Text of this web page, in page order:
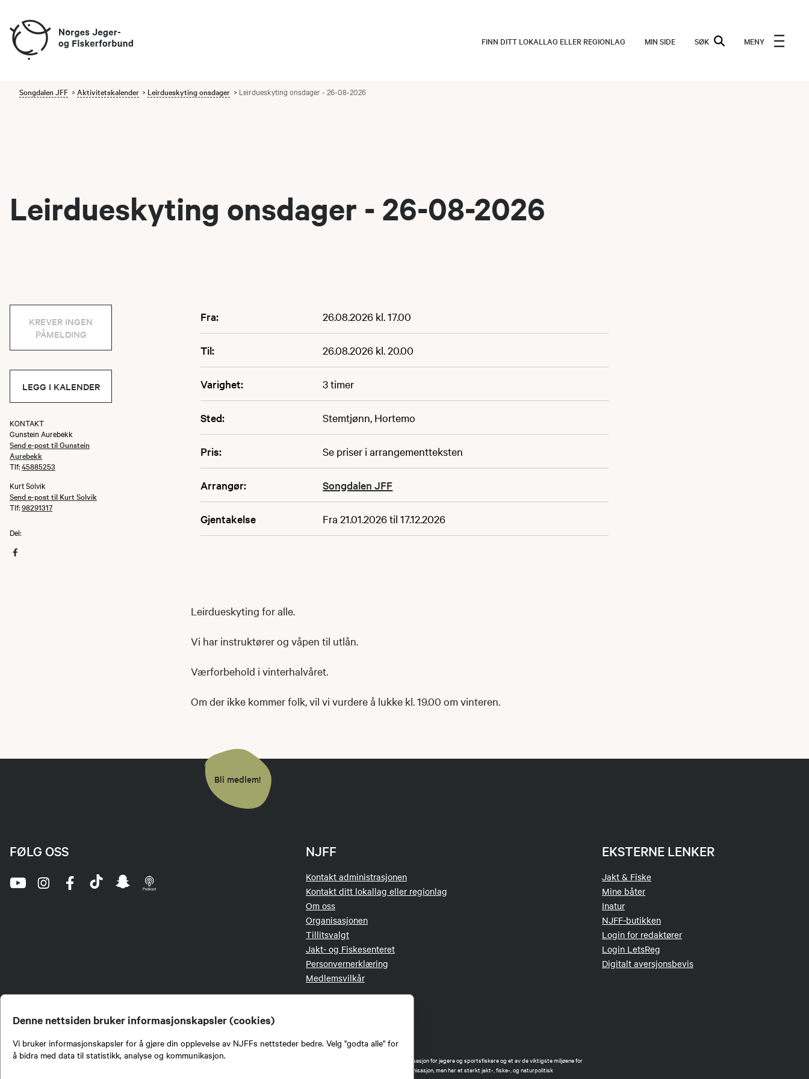
Denne nettsiden bruker informasjonskapsler (cookies)
Vi bruker informasjonskapsler for å gjøre din opplevelse av NJFFs nettsteder bedre. Velg "godta alle" for
å bidra med data til statistikk, analyse og kommunikasjon.
FINN DITT LOKALLAG ELLER REGIONLAG MIN SIDE SØK MENY
Songdalen JFF Aktivitetskalender Leirdueskyting onsdager Leirdueskyting onsdager - 26-08-2026
Leirdueskyting onsdager - 26-08-2026
Fra: 26.08.2026 kl. 17.00
Til: 26.08.2026 kl. 20.00
Varighet: 3 timer
Sted: Stemtjønn, Hortemo
Pris: Se priser i arrangementteksten
Arrangør: Songdalen JFF
Gjentakelse Fra 21.01.2026 til 17.12.2026
KREVER INGEN
PÅMELDING
LEGG I KALENDER
KONTAKT
Gunstein Aurebekk
Send e-post til Gunstein
Aurebekk
Tlf:45885253
Kurt Solvik
Send e-post til Kurt Solvik
Tlf:98291317
Del:
Leirdueskyting for alle.
Vi har instruktører og våpen til utlån.
Værforbehold i vinterhalvåret.
Om der ikke kommer folk, vil vi vurdere å lukke kl. 19.00 om vinteren.
Bli medlem!
NJFF
Kontakt administrasjonen
Kontakt ditt lokallag eller regionlag
Om oss
Organisasjonen
Tillitsvalgt
Jakt- og Fiskesenteret
Personvernerklæring
Medlemsvilkår
EKSTERNE LENKER
Jakt & Fiske
Mine båter
Inatur
NJFF-butikken
Login for redaktører
Login LetsReg
Digitalt aversjonsbevis
FØLG OSS
Norges Jeger- og Fiskerforbund (NJFF) er landets eneste landsdekkende organisasjon for jegere og sportsfiskere og et av de viktigste miljøene for
formidling av kunnskap om jakt og fiske i Norge. Vi er en partipolitisk nøytral organisasjon, men har et sterkt jakt-, fiske-, og naturpolitisk